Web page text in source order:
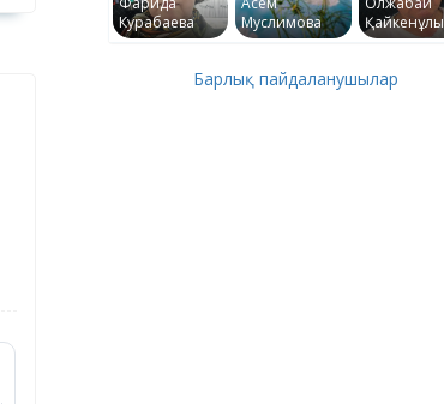
Курабаева
Муслимова
Қайкенұлы
Барлық пайдаланушылар